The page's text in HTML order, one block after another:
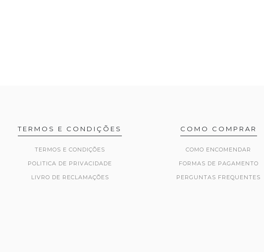
TERMOS E CONDIÇÕES
TERMOS E CONDIÇÕES
POLITICA DE PRIVACIDADE
LIVRO DE RECLAMAÇÕES
COMO COMPRAR
COMO ENCOMENDAR
FORMAS DE PAGAMENTO
PERGUNTAS FREQUENTES